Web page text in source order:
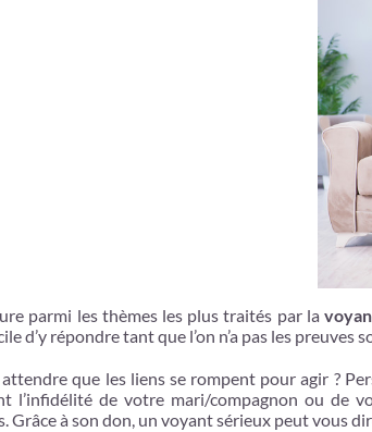
parmi les thèmes les plus traités par la
d’y répondre tant que l’on n’a pas les preuves
que les liens se rompent pour agir ?
l’infidélité de votre mari/compagnon ou de
Grâce à son don, un voyant sérieux peut vous